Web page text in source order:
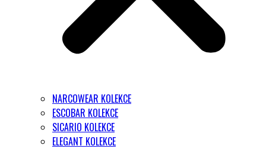
NARCOWEAR KOLEKCE
ESCOBAR KOLEKCE
SICARIO KOLEKCE
ELEGANT KOLEKCE